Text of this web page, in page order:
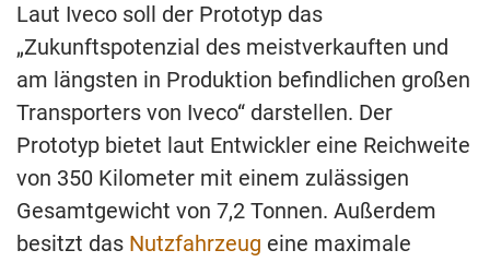
Laut Iveco soll der Prototyp das
„Zukunftspotenzial des meistverkauften und
am längsten in Produktion befindlichen großen
Transporters von Iveco“ darstellen. Der
Prototyp bietet laut Entwickler eine Reichweite
von 350 Kilometer mit einem zulässigen
Gesamtgewicht von 7,2 Tonnen. Außerdem
besitzt das Nutzfahrzeug eine maximale